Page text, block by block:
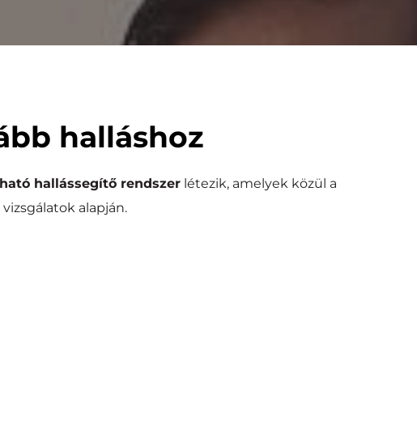
halláshoz
hallássegítő rendszer létezik, amelyek közül a
vizsgálatok alapján.